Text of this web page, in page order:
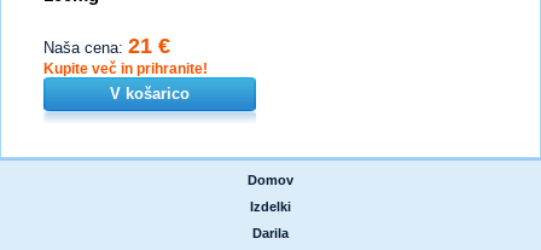
Naša cena: 21 €
Kupite več in prihranite!
V košarico
Domov
Izdelki
Darila